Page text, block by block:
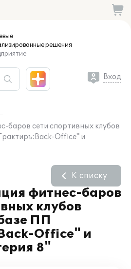
решения
Вход
баров сети спортивных клубов
Office" и
фитнес-баров
клубов
ПП
Office" и
8"
К списку